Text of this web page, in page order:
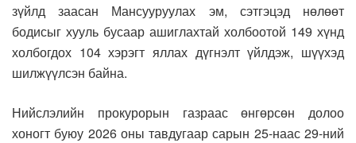
зүйлд заасан Мансууруулах эм, сэтгэцэд нөлөөт
бодисыг хууль бусаар ашиглахтай холбоотой 149 хүнд
холбогдох 104 хэрэгт яллах дүгнэлт үйлдэж, шүүхэд
шилжүүлсэн байна.
Нийслэлийн прокурорын газраас өнгөрсөн долоо
хоногт буюу 2026 оны тавдугаар сарын 25-наас 29-ний